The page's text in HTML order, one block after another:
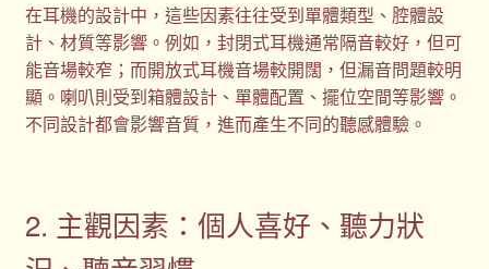
在耳機的設計中，這些因素往往受到單體類型、腔體設
計、材質等影響。例如，封閉式耳機通常隔音較好，但可
能音場較窄；而開放式耳機音場較開闊，但漏音問題較明
顯。喇叭則受到箱體設計、單體配置、擺位空間等影響。
不同設計都會影響音質，進而產生不同的聽感體驗。
2. 主觀因素：個人喜好、聽力狀